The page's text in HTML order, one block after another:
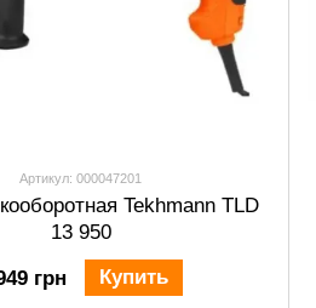
Артикул: 000047201
Tekhmann TLD
13 950
грн Купить